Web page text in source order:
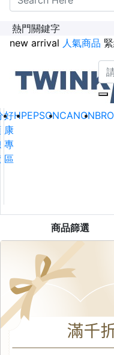
熱門關鍵字
new arrival 人氣商品
好
康
專
區
HPEPSONCANON
商品篩選